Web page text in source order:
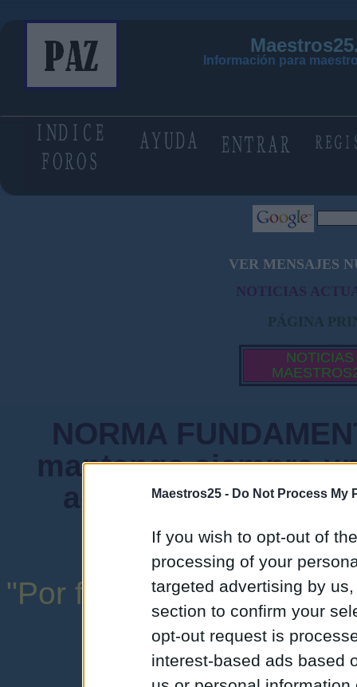
Maestros25 - Do Not Process My
If you wish to opt-out of
processing of your
targeted advertising by
section to confirm your
opt-out request is
interest-based ads based
Información para
VER MENSAJES
NOTICIAS
PÁGINA
NOTICIAS
NORMA
mantenga siempre
admiten mensajes
instituciones
"Por favor, no abuse de
una expresión